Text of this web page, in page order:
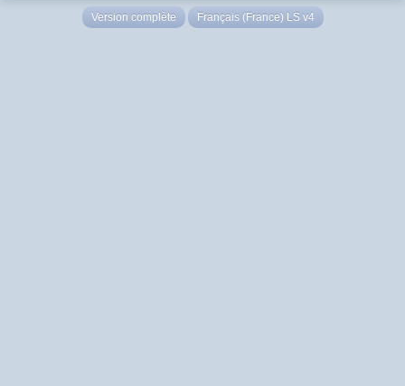
Version complète Français (France) LS v4